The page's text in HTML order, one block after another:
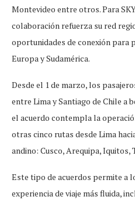
Montevideo entre otros. Para
colaboración refuerza su red
oportunidades de conexión para
Europa y Sudamérica.
Desde el 1 de marzo, los
entre Lima y Santiago de Chile a
el acuerdo contempla la
otras cinco rutas desde Lima
andino: Cusco, Arequipa,
Este tipo de acuerdos permite a
experiencia de viaje más fluida,